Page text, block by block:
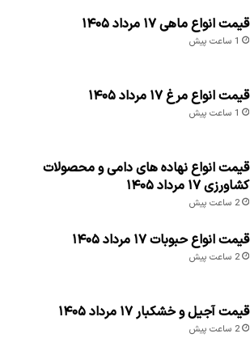
قیمت انواع ماهی ۱۷ مرداد ۱۴۰۵
1 ساعت پیش
قیمت انواع مرغ ۱۷ مرداد ۱۴۰۵
1 ساعت پیش
قیمت انواع نهاده های دامی و محصولات
کشاورزی ۱۷ مرداد ۱۴۰۵
2 ساعت پیش
قیمت انواع حبوبات ۱۷ مرداد ۱۴۰۵
2 ساعت پیش
قیمت آجیل و خشکبار ۱۷ مرداد ۱۴۰۵
2 ساعت پیش